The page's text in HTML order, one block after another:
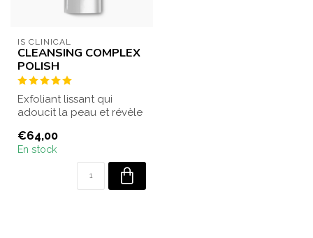
IS CLINICAL
CLEANSING COMPLEX
POLISH
Exfoliant lissant qui
adoucit la peau et révèle
à tou...
€64,00
En stock